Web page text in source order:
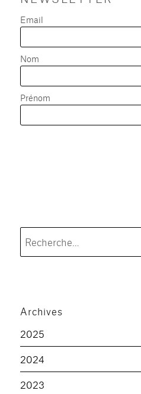
Email
Nom
Prénom
Archives
2025
2024
2023